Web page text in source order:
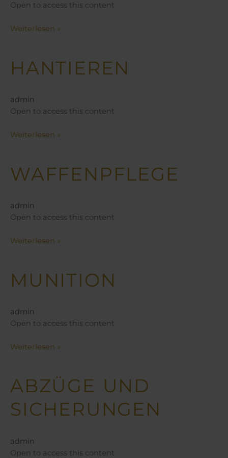
Open to access this content
Weiterlesen »
HANTIEREN
admin
Open to access this content
Hantieren
Weiterlesen »
WAFFENPFLEGE
admin
Open to access this content
Waffenpflege
Weiterlesen »
MUNITION
admin
Open to access this content
Munition
Weiterlesen »
ABZÜGE UND
SICHERUNGEN
admin
Open to access this content
Abzüge
und
Sicherungen